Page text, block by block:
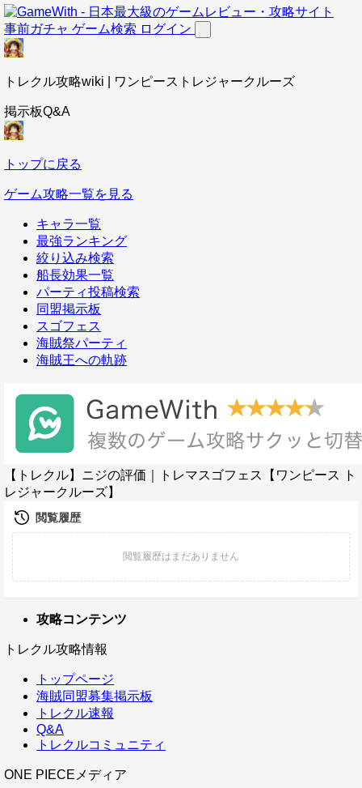
事前ガチャ ゲーム検索 ログイン
トレクル攻略wiki | ワンピーストレジャークルーズ
掲示板Q&A
トップに戻る
ゲーム攻略一覧を見る
キャラ一覧
最強ランキング
絞り込み検索
船長効果一覧
パーティ投稿検索
同盟掲示板
スゴフェス
海賊祭パーティ
海賊王への軌跡
【トレクル】ニジの評価｜トレマスゴフェス【ワンピース ト
レジャークルーズ】
攻略コンテンツ
トレクル攻略情報
トップページ
海賊同盟募集掲示板
トレクル速報
Q&A
トレクルコミュニティ
ONE PIECEメディア